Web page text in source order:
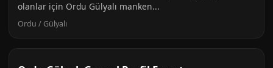
olanlar için Ordu Gülyalı manken...
Ordu / Gülyalı